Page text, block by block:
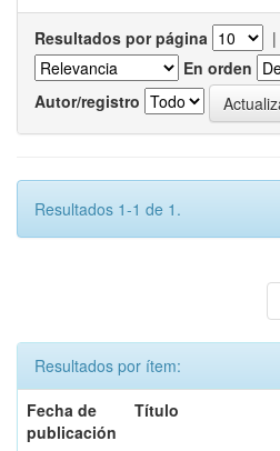
Resultados por página |
En orden
Autor/registro
Resultados 1-1 de 1.
Resultados por ítem:
Fecha de
publicación
Título